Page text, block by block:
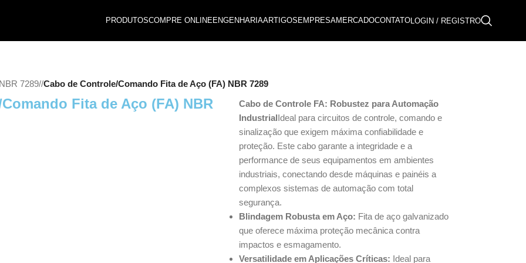
PRODUTOSCOMPRE ONLINEENGENHARIAARTIGOS EMPRESAMERCADOCONTATOLOGIN / REGISTRO
7289/ Cabo de Controle/Comando Fita de Aço (FA) NBR 7289
Fita de Aço (FA) NBR
Cabo de Controle FA: Robustez para Automação
IndustrialIdeal para circuitos de controle, comando e
sinalização que exigem máxima confiabilidade e
proteção. Este cabo garante a integridade e a
performance de seus equipamentos em ambientes
industriais, conectando desde máquinas e painéis a
complexos sistemas de automação com total
segurança.
Blindagem Robusta em Aço: Fita de aço galvanizado
que oferece máxima proteção mecânica contra
impactos e esmagamento.
Versatilidade em Aplicações Críticas: Ideal para